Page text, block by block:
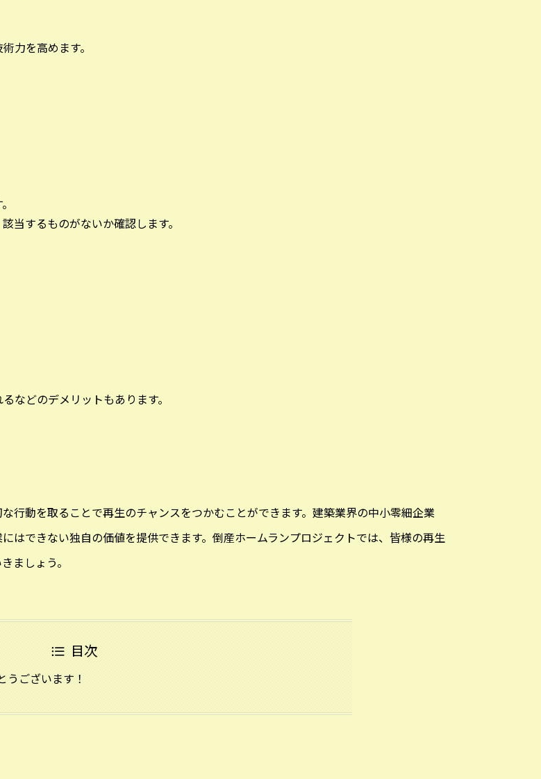
力を高めます。
当するものがないか確認します。
などのデメリットもあります。
行動を取ることで再生のチャンスをつかむことができます。建築業界の中小零細企業
はできない独自の価値を提供できます。倒産ホームランプロジェクトでは、皆様の再生
ましょう。
目次
うございます！